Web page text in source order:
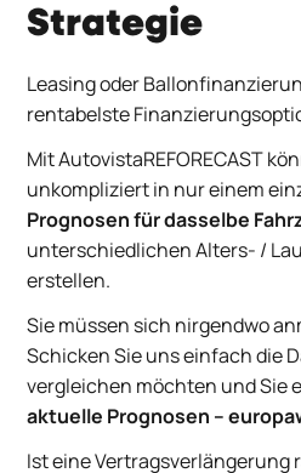
Strategie
Leasing oder
rentabelste
Mit AutovistaREFORECAST
unkompliziert in nur einem
Prognosen für dasselbe
unterschiedlichen Alters- /
erstellen.
Sie müssen sich nirgendwo
Schicken Sie uns einfach die
vergleichen möchten und Sie
aktuelle Prognosen –
Ist eine Vertragsverlängerung